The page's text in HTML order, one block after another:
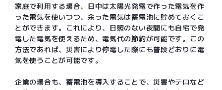
家庭で利用する場合、日中は太陽光発電で作った電気を作
った電気を使いつつ、余った電気は蓄電池に貯めておくこ
とができます。これにより、日照のない夜間にも自宅で発
電した電気を使えるため、電気代の節約が可能です。この
方法であれば、災害により停電した際にも普段どおりに電
気を使うことが可能です。
企業の場合も、蓄電池を導入することで、災害やテロなど